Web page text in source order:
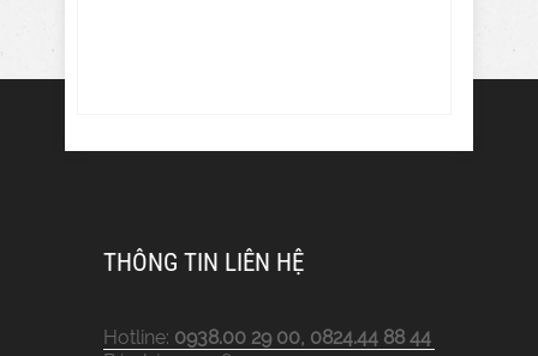
THÔNG TIN LIÊN HỆ
Hotline: 0938.00 29 00, 0824.44 88 44